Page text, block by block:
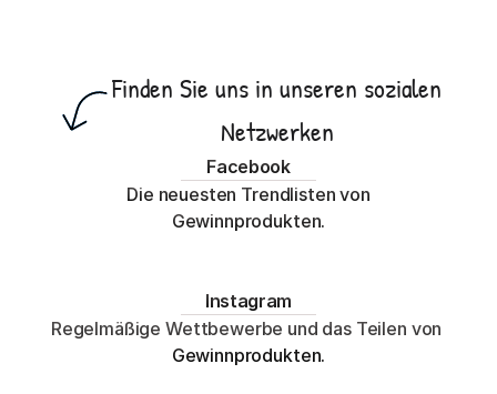
Finden Sie uns in unseren sozialen
Netzwerken
Facebook
Die neuesten Trendlisten von
Gewinnprodukten.
Instagram
Regelmäßige Wettbewerbe und das Teilen von
Gewinnprodukten.